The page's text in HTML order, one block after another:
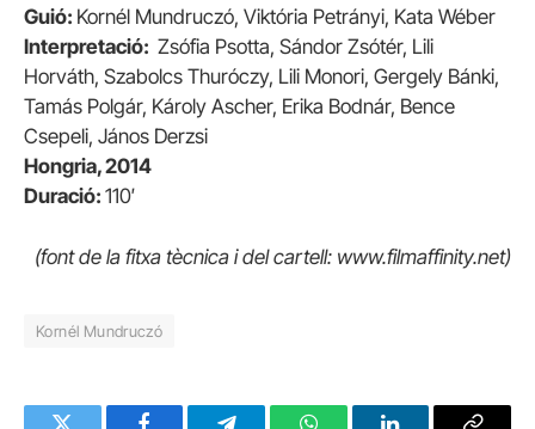
Guió: Kornél Mundruczó, Viktória Petrányi, Kata Wéber
Interpretació: Zsófia Psotta, Sándor Zsótér, Lili
Horváth, Szabolcs Thuróczy, Lili Monori, Gergely Bánki,
Tamás Polgár, Károly Ascher, Erika Bodnár, Bence
Csepeli, János Derzsi
Hongria, 2014
Duració: 110′
(font de la fitxa tècnica i del cartell: www.filmaffinity.net)
Kornél Mundruczó